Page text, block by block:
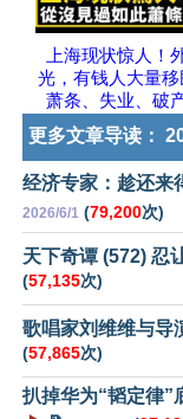
上海现状惊人！
光，有钱人大量移
萧条、失业、
更多文章导读：
经济专家：趁还来
2026/6/1 (79,200次)
天下奇谭 (572) 忍
(57,135次)
歌唱家刘维维与导
(57,865次)
扒掉华为“韬定律”